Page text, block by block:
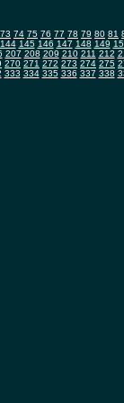
73 74 75 76 77 78 79 80 81
144 145 146 147 148 149
207 208 209 210 211 212
270 271 272 273 274 275
333 334 335 336 337 338